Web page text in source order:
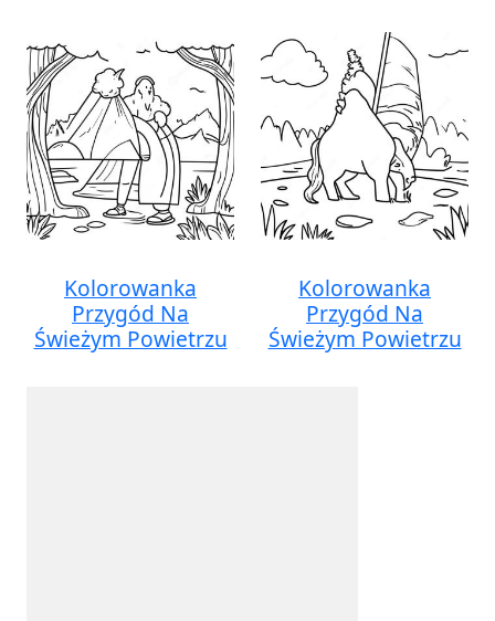
Kolorowanka
Przygód Na
Świeżym Powietrzu
Kolorowanka
Przygód Na
Świeżym Powietrzu